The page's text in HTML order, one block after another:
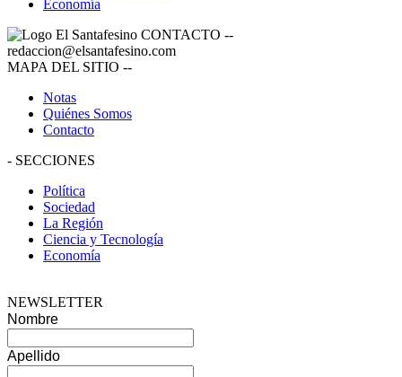
Economía
CONTACTO --
redaccion@elsantafesino.com
MAPA DEL SITIO --
Notas
Quiénes Somos
Contacto
- SECCIONES
Política
Sociedad
La Región
Ciencia y Tecnología
Economía
NEWSLETTER
Nombre
Apellido